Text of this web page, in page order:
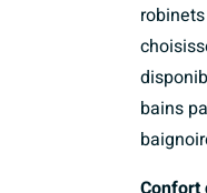
bains